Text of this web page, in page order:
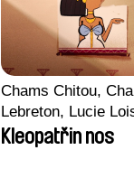
Chams Chitou,
Lebreton, Lucie
Mikahel Meah,
Monier, Marc
Kleopatřin nos